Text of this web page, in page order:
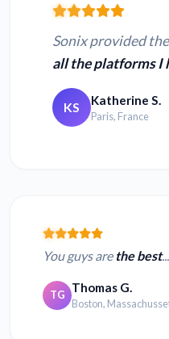
Sonix provided the
all the platforms I
KS Katherine S.
Paris, France
You guys are the best
TG Thomas G.
Boston,